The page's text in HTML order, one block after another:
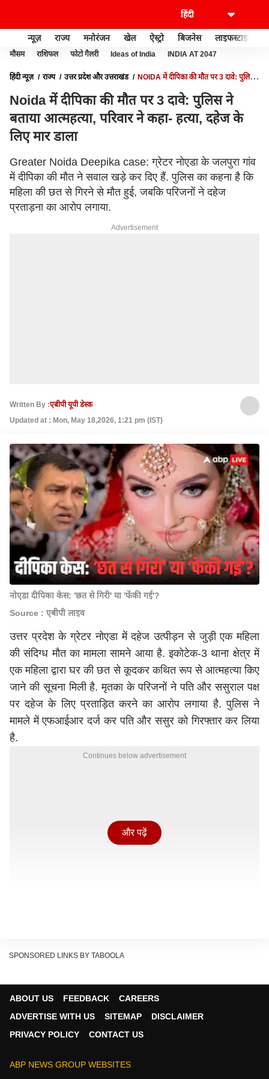
न्यूज़ राज्य मनोरंजन खेल ऐस्ट्रो बिजनेस लाइफस्टाइल
मौसम राशिफल फोटो गैलरी Ideas of India INDIA AT 2047
हिंदी न्यूज़ राज्य उत्तर प्रदेश और उत्तराखंड
NOIDA में दीपिका की मौत पर 3 दावे: पुलिस
Noida में दीपिका की मौत पर 3 दावे: पुलिस ने
बताया आत्महत्या, परिवार ने कहा- हत्या, दहेज के
लिए मार डाला
Greater Noida Deepika case: ग्रेटर नोएडा के जलपुरा गांव
में दीपिका की मौत ने सवाल खड़े कर दिए हैं. पुलिस का कहना है कि
महिला की छत से गिरने से मौत हुई, जबकि परिजनों ने दहेज
प्रताड़ना का आरोप लगाया.
Advertisement
Written By :एबीपी यूपी डेस्क
Updated at : Mon, May 18,2026, 1:21 pm (IST)
नोएडा दीपिका केस: 'छत से गिरी' या 'फेंकी गई'?
Source : एबीपी लाइव
उत्तर प्रदेश के ग्रेटर नोएडा में दहेज उत्पीड़न से जुड़ी एक महिला
की संदिग्ध मौत का मामला सामने आया है. इकोटेक-3 थाना क्षेत्र में
एक महिला द्वारा घर की छत से कूदकर कथित रूप से आत्महत्या किए
जाने की सूचना मिली है. मृतका के परिजनों ने पति और ससुराल पक्ष
पर दहेज के लिए प्रताड़ित करने का आरोप लगाया है. पुलिस ने
मामले में एफआईआर दर्ज कर पति और ससुर को गिरफ्तार कर लिया
है.
Continues below advertisement
पिता की शिकायत के आधार पर पुलिस ने मुकदमा दर्ज किया है. इस
और पढ़ें
SPONSORED LINKS BY TABOOLA
ABOUT US FEEDBACK
CAREERS
ADVERTISE WITH US
SITEMAP
DISCLAIMER
PRIVACY POLICY
CONTACT US
ABP NEWS GROUP WEBSITES